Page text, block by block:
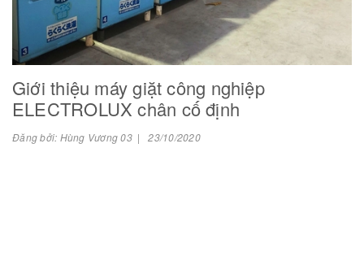
Giới thiệu máy giặt công nghiệp
ELECTROLUX chân cố định
Đăng bởi: Hùng Vương 03 | 23/10/2020